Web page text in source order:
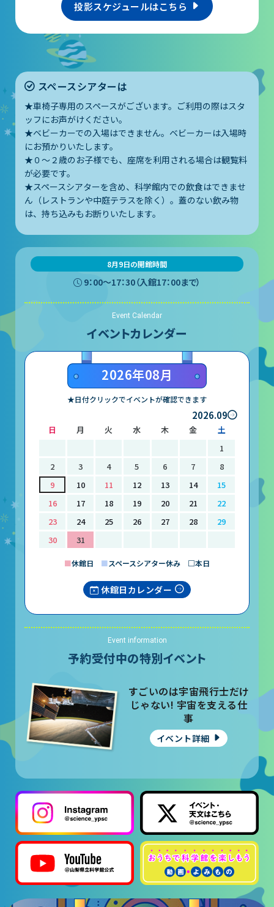
投影スケジュールはこちら
スペースシアターは
★車椅子専用のスペースがございます。ご利用の際はスタ
ッフにお声がけください。
★ベビーカーでの入場はできません。ベビーカーは入場時
にお預かりいたします。
★０～２歳のお子様でも、座席を利用される場合は観覧料
が必要です。
★スペースシアターを含め、科学館内での飲食はできませ
ん（レストランや中庭テラスを除く）。蓋のない飲み物
は、持ち込みもお断りいたします。
8月9日の開館時間
9：00〜17：30（入館17：00まで）
Event Calendar
イベントカレンダー
2026年08月
★日付クリックでイベントが確認できます
2026.09
日 月 火 水 木 金
土
1
2
3 4 5 6 7
8
9
10 11 12 13 14
15
16
17 18 19 20 21
22
23
24 25 26 27 28
29
30
31
■休館日 ■スペースシアター休み □本日
休館日カレンダー
Event information
予約受付中の特別イベント
すごいのは宇宙飛行士だけ
じゃない! 宇宙を支える仕
事
イベント詳細